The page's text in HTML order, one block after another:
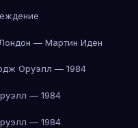
— Мартин Иден
Оруэлл — 1984
— 1984
— 1984